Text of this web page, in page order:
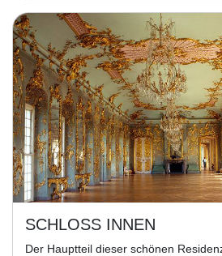
SCHLOSS INNEN
Der Hauptteil dieser schönen